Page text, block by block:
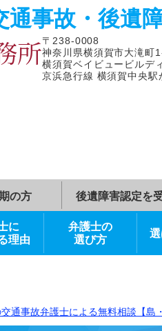
交通事故・
務所〒238-0008
神奈川県横須
横須賀ベイビ
京浜急行線 横
定時期の方
弁護士に
弁護士の